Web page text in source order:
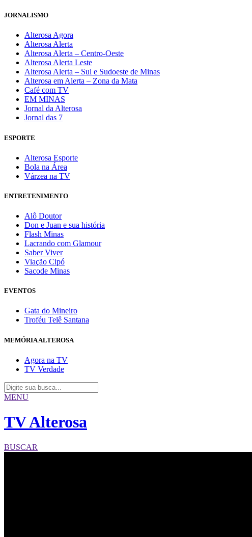
JORNALISMO
Alterosa Agora
Alterosa Alerta
Alterosa Alerta – Centro-Oeste
Alterosa Alerta Leste
Alterosa Alerta – Sul e Sudoeste de Minas
Alterosa em Alerta – Zona da Mata
Café com TV
EM MINAS
Jornal da Alterosa
Jornal das 7
ESPORTE
Alterosa Esporte
Bola na Área
Várzea na TV
ENTRETENIMENTO
Alô Doutor
Don e Juan e sua história
Flash Minas
Lacrando com Glamour
Saber Viver
Viação Cipó
Sacode Minas
EVENTOS
Gata do Mineiro
Troféu Telê Santana
MEMÓRIA ALTEROSA
Agora na TV
TV Verdade
MENU
TV Alterosa
BUSCAR